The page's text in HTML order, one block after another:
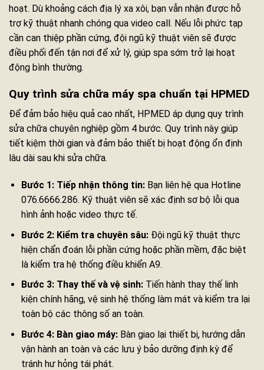
hoạt. Dù khoảng cách địa lý xa xôi, bạn vẫn nhận được hỗ
trợ kỹ thuật nhanh chóng qua video call. Nếu lỗi phức tạp
cần can thiệp phần cứng, đội ngũ kỹ thuật viên sẽ được
điều phối đến tận nơi để xử lý, giúp spa sớm trở lại hoạt
động bình thường.
Quy trình sửa chữa máy spa chuẩn tại HPMED
Để đảm bảo hiệu quả cao nhất, HPMED áp dụng quy trình
sửa chữa chuyên nghiệp gồm 4 bước. Quy trình này giúp
tiết kiệm thời gian và đảm bảo thiết bị hoạt động ổn định
lâu dài sau khi sửa chữa.
Bước 1: Tiếp nhận thông tin:Bạn liên hệ qua Hotline
076.6666.286. Kỹ thuật viên sẽ xác định sơ bộ lỗi qua
hình ảnh hoặc video thực tế.
Bước 2: Kiểm tra chuyên sâu:Đội ngũ kỹ thuật thực
hiện chẩn đoán lỗi phần cứng hoặc phần mềm, đặc biệt
là kiểm tra hệ thống điều khiển A9.
Bước 3: Thay thế và vệ sinh:Tiến hành thay thế linh
kiện chính hãng, vệ sinh hệ thống làm mát và kiểm tra lại
toàn bộ các thông số an toàn.
Bước 4: Bàn giao máy:Bàn giao lại thiết bị, hướng dẫn
vận hành an toàn và các lưu ý bảo dưỡng định kỳ để
tránh hư hỏng tái phát.